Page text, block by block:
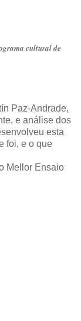
cultural de
Paz-Andrade,
e análise dos
esta
foi, e o que
Mellor Ensaio